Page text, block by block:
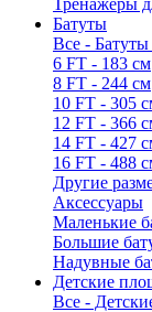
Тренажеры
Батуты
Все - Батуты
6 FT - 183 см
8 FT - 244 см
10 FT - 305
12 FT - 366
14 FT - 427
16 FT - 488
Другие
Аксессуары
Маленькие
Большие
Надувные
Детские
Все -